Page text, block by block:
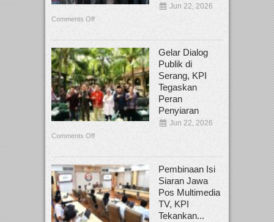
Jun 22, 2026
Comments Off
Gelar Dialog
Publik di
Serang, KPI
Tegaskan
Peran
Penyiaran
Jun 22, 2026
Comments Off
Pembinaan Isi
Siaran Jawa
Pos Multimedia
TV, KPI
Tekankan...